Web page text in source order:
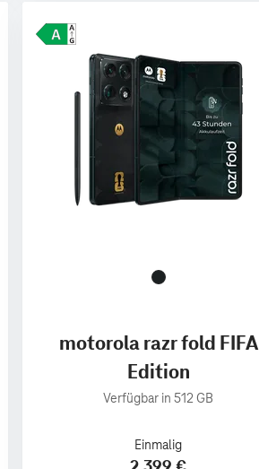
motorola razr fold FIFA
Edition
Verfügbar in 512 GB
Einmalig